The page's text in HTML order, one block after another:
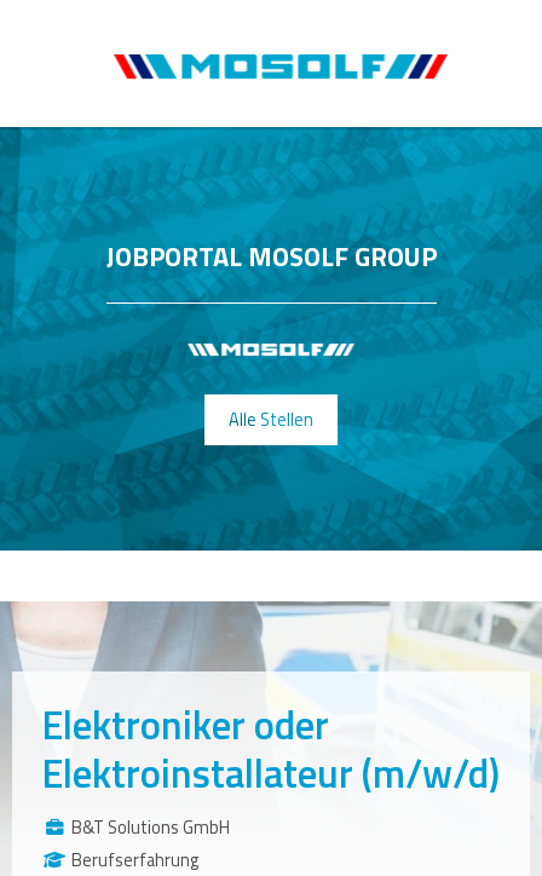
JOBPORTAL MOSOLF GROUP
Alle Stellen
Elektroniker oder
Elektroinstallateur (m/w/d)
B&T Solutions GmbH
Berufserfahrung